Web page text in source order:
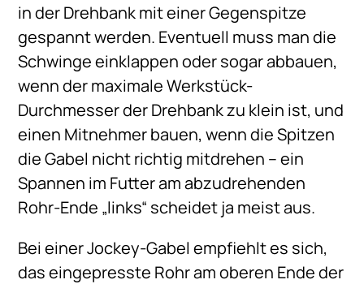
in der Drehbank mit einer Gegenspitze
gespannt werden. Eventuell muss man die
Schwinge einklappen oder sogar abbauen,
wenn der maximale Werkstück-
Durchmesser der Drehbank zu klein ist, und
einen Mitnehmer bauen, wenn die Spitzen
die Gabel nicht richtig mitdrehen – ein
Spannen im Futter am abzudrehenden
Rohr-Ende „links“ scheidet ja meist aus.
Bei einer Jockey-Gabel empfiehlt es sich,
das eingepresste Rohr am oberen Ende der